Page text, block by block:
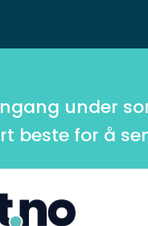
under
beste for å